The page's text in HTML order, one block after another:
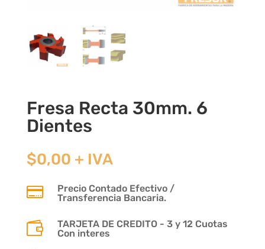
Fresa Recta 30mm. 6
Dientes
$0,00 + IVA

Precio Contado Efectivo /
Transferencia Bancaria.

TARJETA DE CREDITO - 3 y 12 Cuotas
Con interes